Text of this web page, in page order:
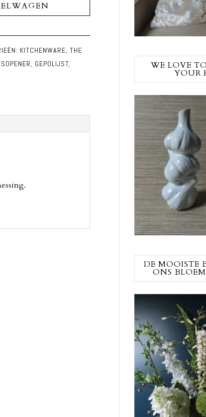
KITCHENWARE, THE
, GEPOLIJST,
WE LOVE
YOUR
DE MOOISTE
ONS